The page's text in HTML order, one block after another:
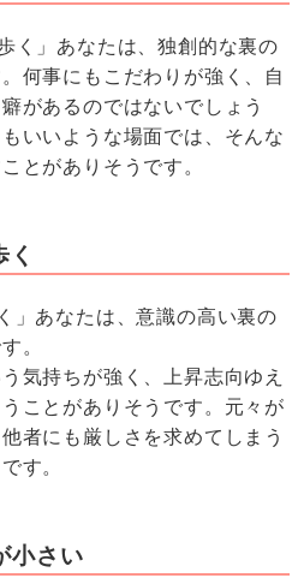
く」あなたは、独創的な裏の
何事にもこだわりが強く、自
があるのではないでしょう
いいような場面では、そんな
とがありそうです。
」あなたは、意識の高い裏の
。
気持ちが強く、上昇志向ゆえ
ことがありそうです。元々が
者にも厳しさを求めてしまう
す。
小さい